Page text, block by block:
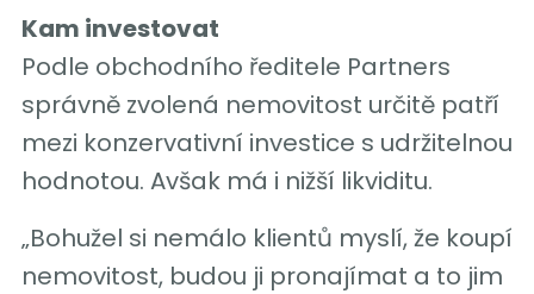
Kam investovat
Podle obchodního ředitele Partners
správně zvolená nemovitost určitě patří
mezi konzervativní investice s udržitelnou
hodnotou. Avšak má i nižší likviditu.
„Bohužel si nemálo klientů myslí, že koupí
nemovitost, budou ji pronajímat a to jim